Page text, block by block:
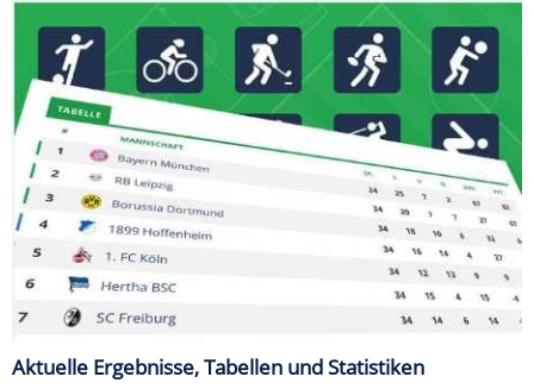
Aktuelle Ergebnisse, Tabellen und Statistiken